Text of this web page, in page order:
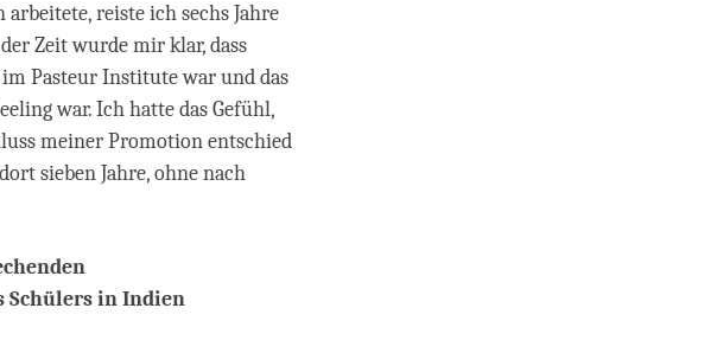
reiste ich sechs Jahre
Zeit wurde mir klar, dass
Pasteur Institute war und das
war. Ich hatte das Gefühl,
meiner Promotion entschied
sieben Jahre, ohne nach
Schülers in Indien